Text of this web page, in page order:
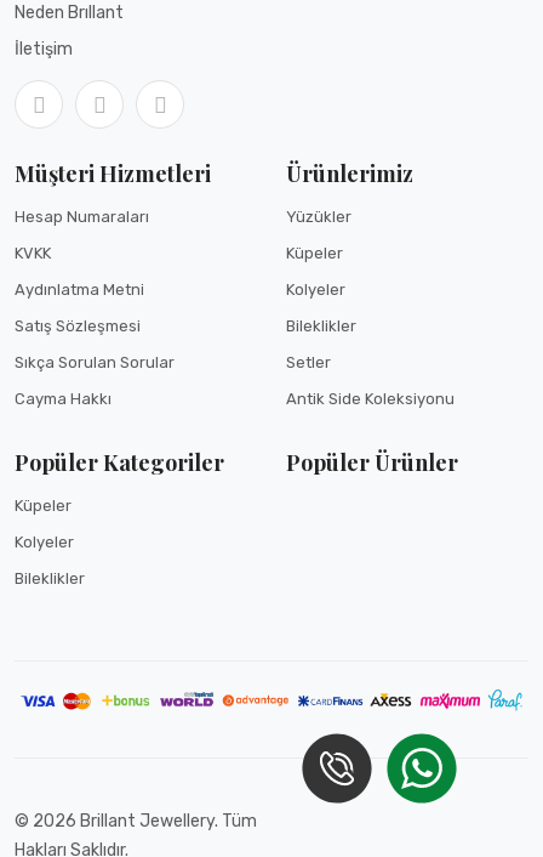
Neden Brıllant
İletişim
Müşteri Hizmetleri
Hesap Numaraları
KVKK
Aydınlatma Metni
Satış Sözleşmesi
Sıkça Sorulan Sorular
Cayma Hakkı
Ürünlerimiz
Yüzükler
Küpeler
Kolyeler
Bileklikler
Setler
Antik Side Koleksiyonu
Popüler Kategoriler
Küpeler
Kolyeler
Bileklikler
Popüler Ürünler
© 2026 Brillant Jewellery. Tüm
Hakları Saklıdır.